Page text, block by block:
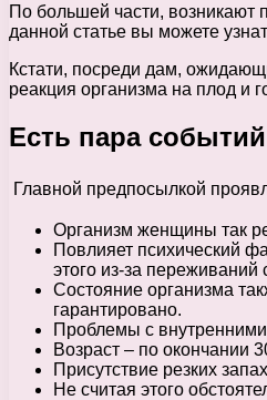
По большей части,
данной статье вы можете
Кстати, посреди дам,
реакция организма на плод и
Есть пара
Главной предпосылкой
Организм женщины так
Повлияет психический
этого из-за переживаний
Состояние организма
гарантировано.
Проблемы с
Возраст – по окончании
Присутствие резких
Не считая этого